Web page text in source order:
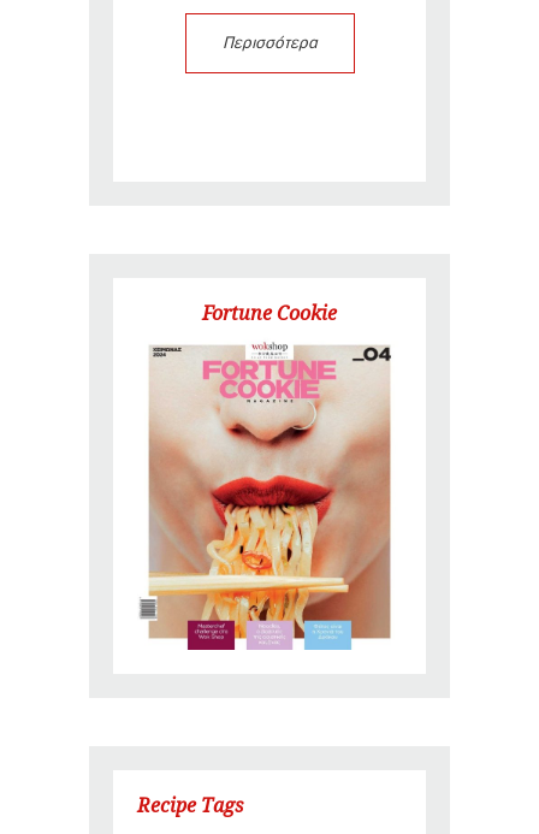
Περισσότερα
Fortune Cookie
Recipe Tags